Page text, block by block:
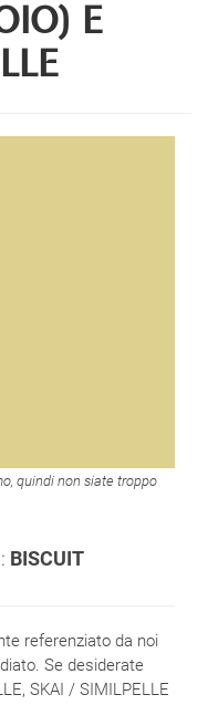
E
quindi non siate troppo
BISCUIT
referenziato da noi
Se desiderate
SKAI / SIMILPELLE